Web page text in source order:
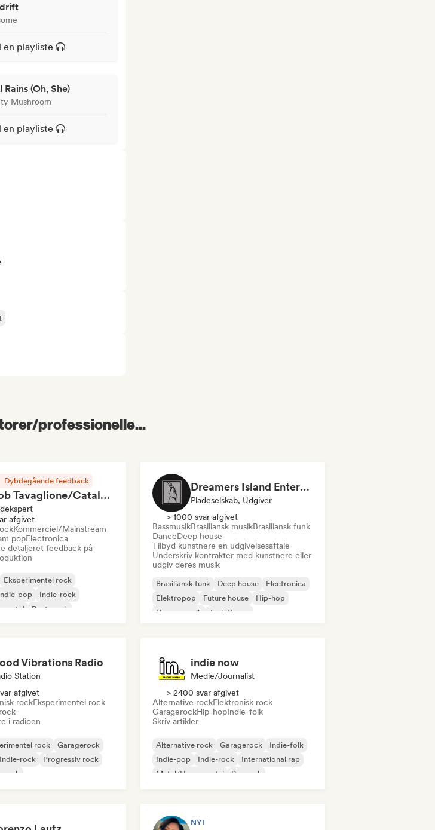
en playliste
Rains (Oh, She)
Mushroom
en playliste
professionelle...
Dybdegående feedback
Rob Tavaglione/Catalyst Recording
afgivet
Kommerciel/Mainstream
popElectronica
detaljeret feedback på
Eksperimentel rock
pop
Indie-rock
metal
Post-punk
Dreamers Island Entertainment
Pladeselskab, Udgiver
> 1000 svar afgivet
BassmusikBrasiliansk musikBrasiliansk funk
DanceDeep house
Tilbyd kunstnere en udgivelsesaftale
Underskriv kontrakter med kunstnere eller
udgiv deres musik
Brasiliansk funk Deep house
Electronica
Elektropop
Future house
Hip-hop
House-musik
Tech House
Vibrations Radio
Station
afgivet
rockEksperimentel rock
i radioen
rock
Garagerock
Indie-rock
Progressiv rock
rock
indie now
Medie/journalist
> 2400 svar afgivet
Alternative rockElektronisk rock
GaragerockHip-hopIndie-folk
Skriv artikler
Alternative rock Garagerock
Indie-folk
Indie-pop
Indie-rock
International rap
Metal/Heavy metal
Poprock
NYT